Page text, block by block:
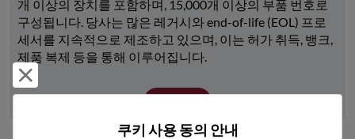
개 이상의 장치를 포함하며, 15,000개 이상의 부품 번호로
구성됩니다. 당사는 많은 레거시와 end-of-life (EOL) 프로
세서를 지속적으로 제조하고 있으며, 이는 허가 취득, 뱅크,
제품 복제 등을 통해 이루어집니다.
더 보기
쿠키 사용 동의 안내